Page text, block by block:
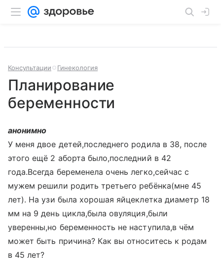
Консультации Гинекология
Планирование
беременности
анонимно
У меня двое детей,последнего родила в 38, после
этого ещё 2 аборта было,последний в 42
года.Всегда беременела очень легко,сейчас с
мужем решили родить третьего ребёнка(мне 45
лет). На узи была хорошая яйцеклетка диаметр 18
мм на 9 день цикла,была овуляция,были
уверенны,но беременность не наступила,в чём
может быть причина? Как вы относитесь к родам
в 45 лет?